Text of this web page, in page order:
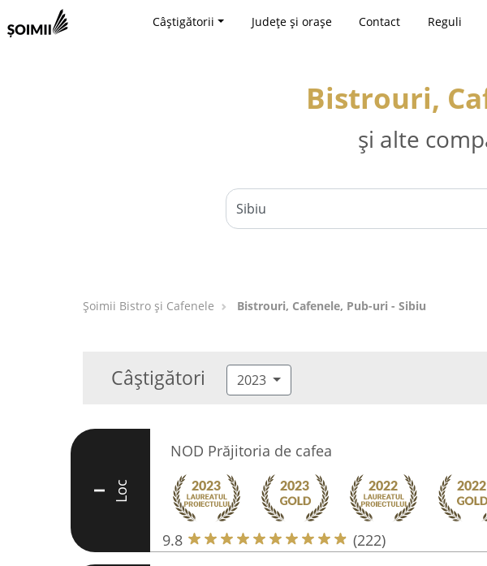
Câștigătorii Județe și orașe Contact Reguli
Bistrouri,
și alte
Șoimii Bistro și Cafenele Bistrouri, Cafenele, Pub-uri - Sibiu
Câștigători 2023
I Loc
NOD Prăjitoria de cafea
9.8 (222)